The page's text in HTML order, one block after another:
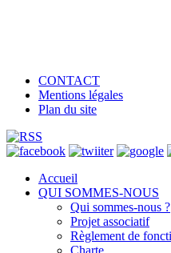
CONTACT
Mentions légales
Plan du site
Accueil
QUI SOMMES-NOUS
Qui sommes-nous ?
Projet associatif
Règlement de